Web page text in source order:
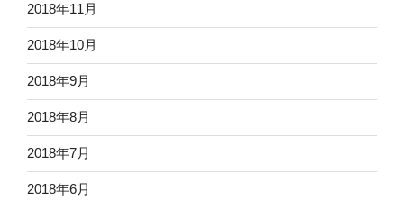
2018年11月
2018年10月
2018年9月
2018年8月
2018年7月
2018年6月